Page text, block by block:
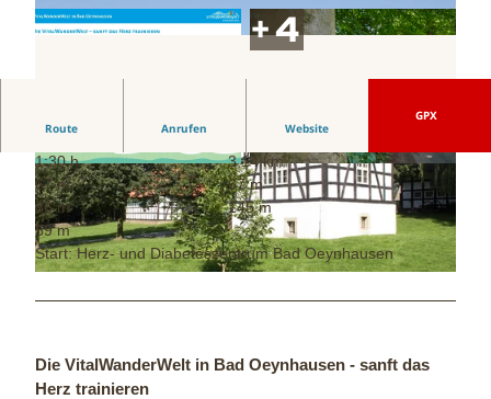
V
i
t
a
l
d
e
W
a
n
d
e
g
Route Anrufen Website
GPX
1:30 h
3,14 km
67 m
67 m
86 m
145 m
59 m
Start: Herz- und Diabeteszentrum Bad Oeynhausen
Die VitalWanderWelt in Bad Oeynhausen - sanft das
Herz trainieren